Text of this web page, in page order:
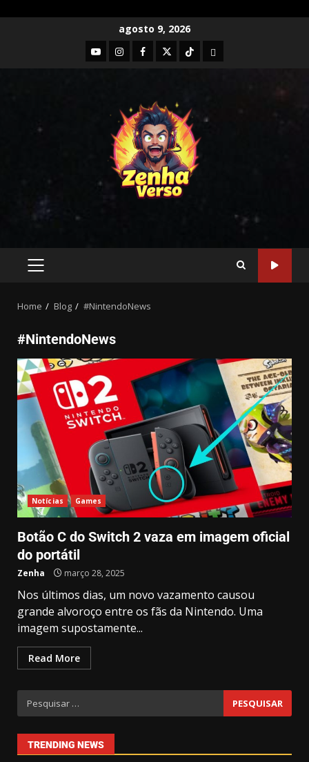
agosto 9, 2026
Home Blog #NintendoNews
#NintendoNews
Notícias Games
Botão C do Switch 2 vaza em imagem oficial
do portátil
Zenha março 28, 2025
Nos últimos dias, um novo vazamento causou
grande alvoroço entre os fãs da Nintendo. Uma
imagem supostamente...
Read More
TRENDING NEWS
3
Drive Beyond Horizons: Liberdade
maio 6, 2025
4
Quando o Campo e o Comércio se
Encontram em um Só Game
maio 5, 2025
Animal Shelter 2, e o Impacto da
Adoção de Animais
Abandonados: Muito Além de um
Jogo de
abril 30, 2025
6
aquece o coração e nos lembra
7
GTA 6 surpreende e recebe demo
jogável – Mas só para alguns!
1
Catálogo da Microsoft Está